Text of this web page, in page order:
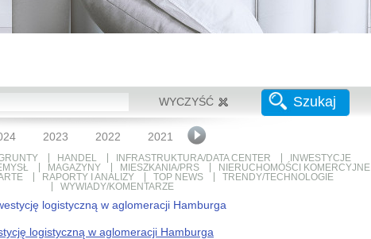
Szukaj
WYCZYŚĆ
2023 2022 2021 2020
HANDEL INFRASTRUKTURA/DATA CENTER
INWESTYCJE
MAGAZYNY MIESZKANIA/PRS
NIERUCHOMOŚCI KOMERCYJNE
RAPORTY I ANALIZY TOP NEWS
TRENDY/TECHNOLOGIE
WYWIADY/KOMENTARZE
logistyczną w aglomeracji Hamburga